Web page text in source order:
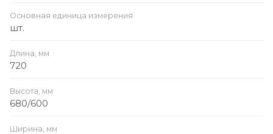
Основная единица измерения
шт.
Длина, мм
720
Высота, мм
680/600
Ширина, мм